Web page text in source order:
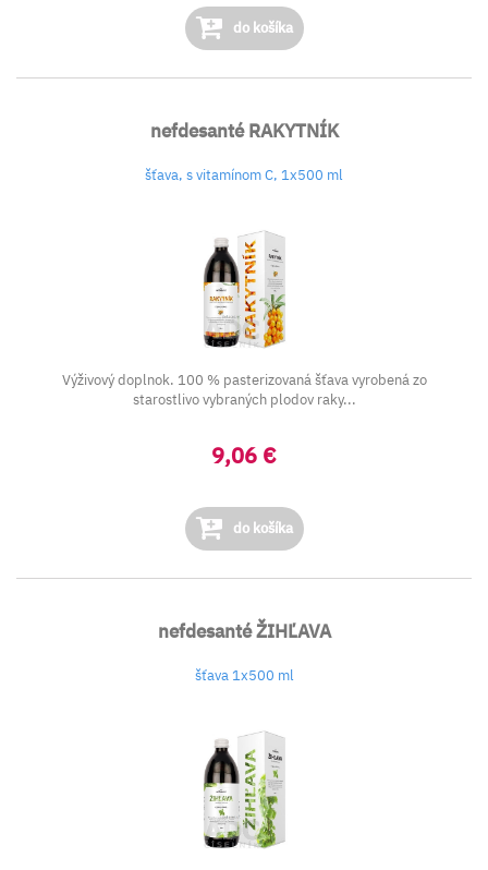
do košíka
nefdesanté RAKYTNÍK
šťava, s vitamínom C, 1x500 ml
Výživový doplnok. 100 % pasterizovaná šťava vyrobená zo
starostlivo vybraných plodov raky...
9,06 €
do košíka
nefdesanté ŽIHĽAVA
šťava 1x500 ml